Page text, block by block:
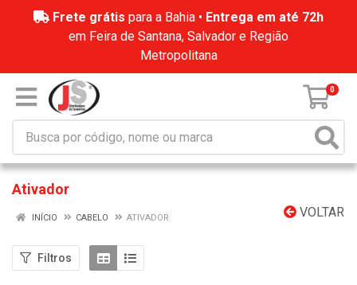
Frete grátis para a Bahia • Entrega em até 72h
em Feira de Santana, Salvador e Região
Metropolitana
0
Ativador
VOLTAR
INÍCIO CABELO ATIVADOR
Filtros